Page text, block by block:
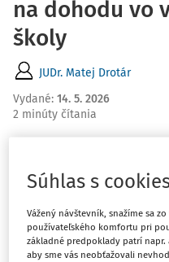
na dohodu vo
školy
JUDr. Matej Drotár
Vydané: 14. 5. 2026
2 minúty čítania
voliť a byť volený za
rady školy?
Podľa
Súhlas s
Vážený návštevník, snažíme sa
používateľského komfortu pri
základné predpoklady patrí
aby sme vás neobťažovali